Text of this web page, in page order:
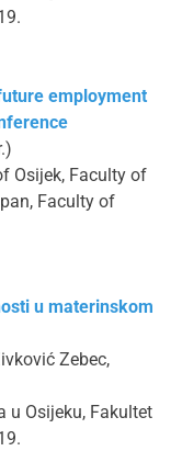
employment
Osijek, Faculty of
Faculty of
u materinskom
Zebec,
u Osijeku, Fakultet